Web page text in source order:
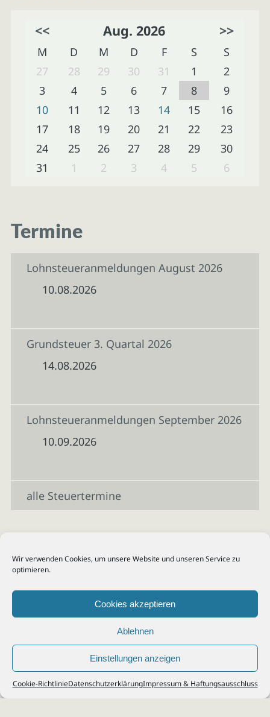
Wir verwenden Cookies, um unsere Website und unseren Service zu
optimieren.
Cookies akzeptieren
Ablehnen
Einstellungen anzeigen
Cookie-RichtlinieDatenschutzerklärungImpressum & Haftungsausschluss
<< Aug. 2026 >>
M D M D F S
S
27
28 29 30 31 1
2
3
4 5 6 7 8
9
10
11 12 13 14 15
16
17
18 19 20 21 22
23
24
25 26 27 28 29
30
31
1 2 3 4 5 6
Termine
Lohnsteueranmeldungen August 2026
10.08.2026
Grundsteuer 3. Quartal 2026
14.08.2026
Lohnsteueranmeldungen September 2026
10.09.2026
alle Steuertermine
© 2026Steuerberater Kempf, Köln - Steuerberatung Poll, Porz, Deutz, Mülheim,